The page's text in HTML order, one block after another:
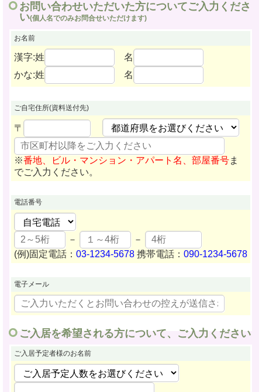
お問い合わせいただいた方についてご入力くださ
い(個人名でのみお問合せいただけます)
お名前
漢字:姓
名
かな:姓
名
ご自宅住所(資料送付先)
〒
※番地、ビル・マンション・アパート名、部屋番号ま
でご入力ください。
電話番号
－
－
(例)固定電話：03-1234-5678 携帯電話：090-1234-5678
電子メール
ご入居を希望される方について、ご入力ください
ご入居予定者様のお名前